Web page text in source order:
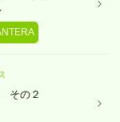
その２